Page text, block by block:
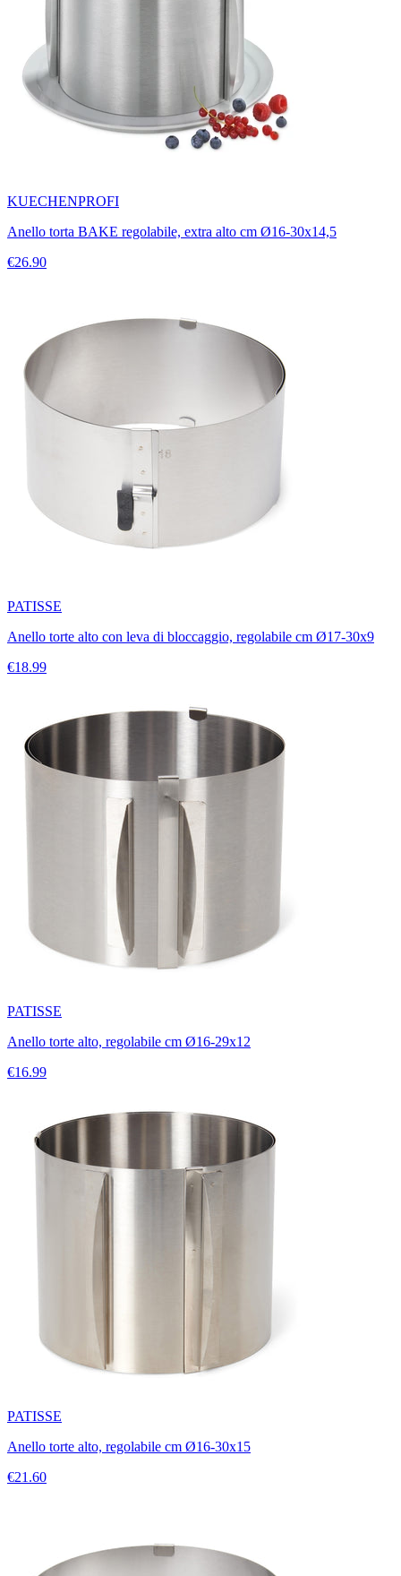
KUECHENPROFI
Anello torta BAKE regolabile, extra alto cm Ø16-30x14,5
€26.90
PATISSE
Anello torte alto con leva di bloccaggio, regolabile cm Ø17-30x9
€18.99
PATISSE
Anello torte alto, regolabile cm Ø16-29x12
€16.99
PATISSE
Anello torte alto, regolabile cm Ø16-30x15
€21.60